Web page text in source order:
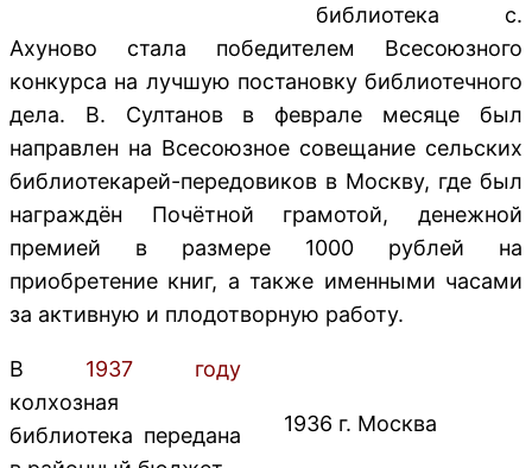
библиотека с.
Ахуново стала победителем Всесоюзного
конкурса на лучшую постановку библиотечного
дела. В. Султанов в феврале месяце был
направлен на Всесоюзное совещание сельских
библиотекарей-передовиков в Москву, где был
награждён Почётной грамотой, денежной
премией в размере 1000 рублей на
приобретение книг, а также именными часами
за активную и плодотворную работу.
1936 г. Москва
В 1937 году
колхозная
библиотека передана